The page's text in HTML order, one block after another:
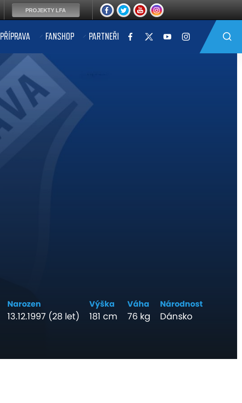
PŘÍPRAVA FANSHOP PARTNEŘI
Narozen
13.12.1997 (28 let)
Výška
181 cm
Váha
76 kg
Národnost
Dánsko
PROJEKTY LFA